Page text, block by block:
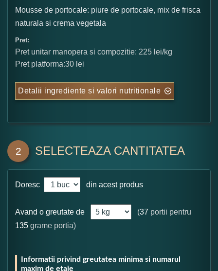
Mousse de portocale: piure de portocale, mix de frisca
naturala si crema vegetala
Pret:
Pret unitar manopera si compozitie: 225 lei/kg
Pret platforma:30 lei
Detalii ingrediente si valori nutritionale
2 SELECTEAZA CANTITATEA
Doresc din acest produs
Avand o greutate de (37 portii pentru
135 grame portia)
Informatii privind greutatea minima si numarul
maxim de etaje